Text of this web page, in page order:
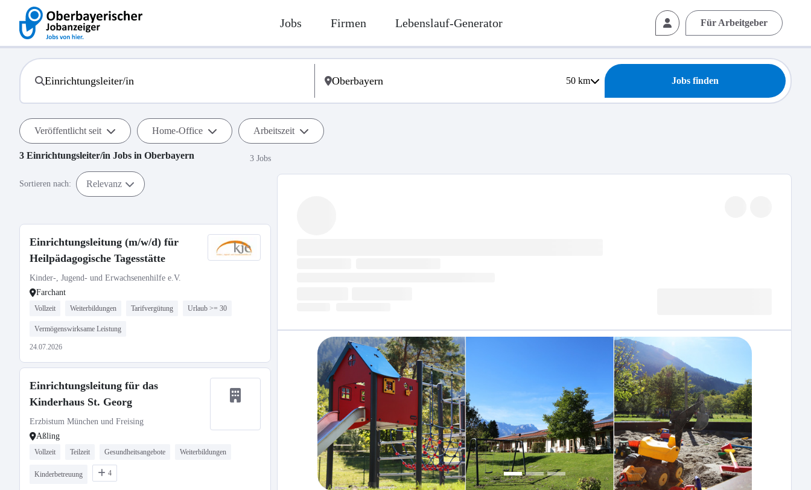
Jobs Firmen Lebenslauf-Generator Für Arbeitgeber
50km Jobs finden
Veröffentlicht seit Home-Office Arbeitszeit
3 Einrichtungsleiter/in Jobs in Oberbayern 3 Jobs
Sortieren nach: Relevanz
Einrichtungsleitung (m/w/d) für
Heilpädagogische Tagesstätte
Kinder-, Jugend- und Erwachsenenhilfe e.V.
Farchant
Vollzeit Weiterbildungen Tarifvergütung Urlaub >= 30
Vermögenswirksame Leistung
24.07.2026
Einrichtungsleitung für das
Kinderhaus St. Georg
Erzbistum München und Freising
Aßling
Vollzeit Teilzeit Gesundheitsangebote Weiterbildungen
Kinderbetreuung 4